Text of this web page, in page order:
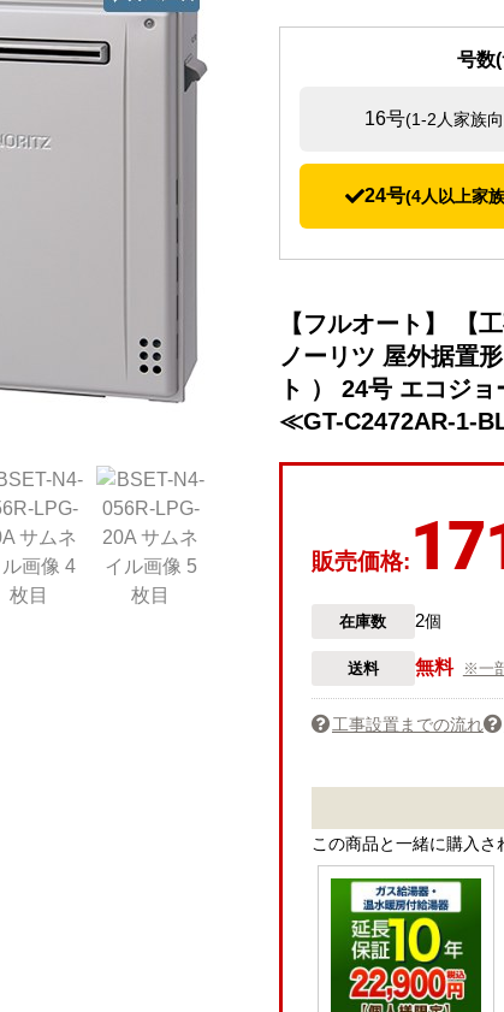
号数
16号(1-2人家族
24号(4人以上家
【フルオート】 【
ノーリツ 屋外据置
ト ） 24号 エコジ
≪GT-C2472AR-1-
販売価格:
在庫数 2個
送料 無料 ※一
工事設置までの流れ
この商品と一緒に購入さ